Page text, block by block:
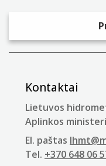
Kontaktai
Lietuvos
Aplinkos
El. paštas
Tel. +370 648 06